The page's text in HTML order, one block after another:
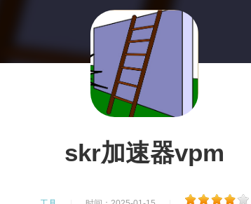
skr加速器vpm